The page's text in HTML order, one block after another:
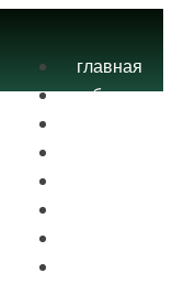
главная
блог